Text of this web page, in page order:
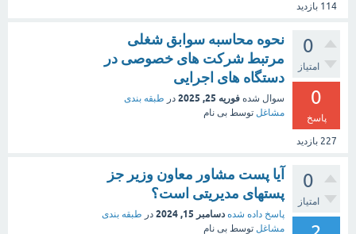
114 بازدید
0
امتیاز
0
پاسخ
227 بازدید
نحوه محاسبه سوابق شغلی
مرتبط شرکت های خصوصی در
دستگاه های اجرایی
سوال شده فوریه 25, 2025 در طبقه بندی
مشاغل توسط بی نام
0
امتیاز
آیا پست مشاور معاون وزیر جز
پستهای مدیریتی است؟
پاسخ داده شده دسامبر 15, 2024 در طبقه بندی
مشاغل توسط بی نام